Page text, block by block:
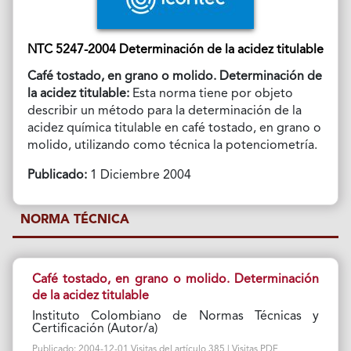
NTC 5247-2004 Determinación de la acidez titulable
Café tostado, en grano o molido. Determinación de
la acidez titulable: Esta norma tiene por objeto
describir un método para la determinación de la
acidez química titulable en café tostado, en grano o
molido, utilizando como técnica la potenciometría.
Publicado:1 Diciembre 2004
NORMA TÉCNICA
Café tostado, en grano o molido. Determinación
de la acidez titulable
Instituto Colombiano de Normas Técnicas y
Certificación (Autor/a)